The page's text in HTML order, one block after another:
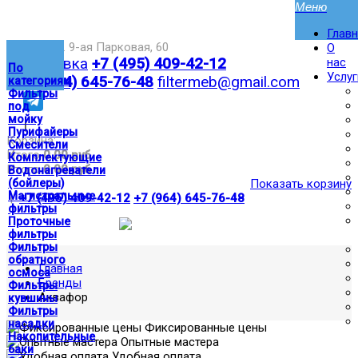
По
категориям
Фильтры
под
мойку
Пурифайеры
Смесители
Комплектующие
Водонагреватели
(бойлеры)
Магистральные
фильтры
Проточные
фильтры
Фильтры
обратного
осмоса
Фильтры
кувшины
Фильтры
насадки
Накопительные
баки
Москва,ул. 9-ая Парковая, 60
Доставка +7 (495) 409-42-12
+7 (964) 645-76-48 filtermeb@gmail.com
|
Корзина:
Итого0.00 руб
Итого0.00 руб
Показать корзину
| +7 (495) 409-42-12 +7 (964) 645-76-48
О
нас
Главная
Бренды
Аквафор
Фиксированные цены
Опытные мастера